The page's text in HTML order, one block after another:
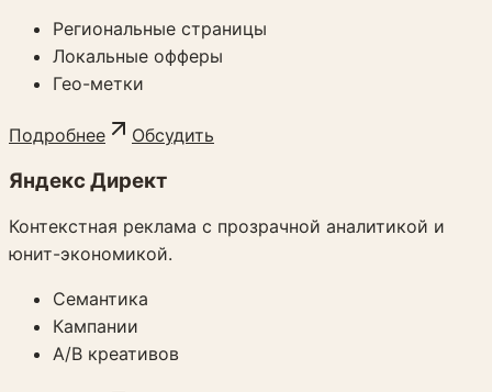
Региональные страницы
Локальные офферы
Гео-метки
Подробнее Обсудить
Яндекс Директ
Контекстная реклама с прозрачной аналитикой и
юнит-экономикой.
Семантика
Кампании
A/B креативов